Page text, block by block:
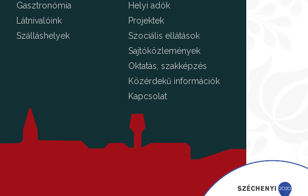
Gasztronómia
Látnivalóink
Szálláshelyek
Helyi adók
Projektek
Szociális ellátások
Sajtóközlemények
Oktatás, szakképzés
Közérdekű információk
Kapcsolat